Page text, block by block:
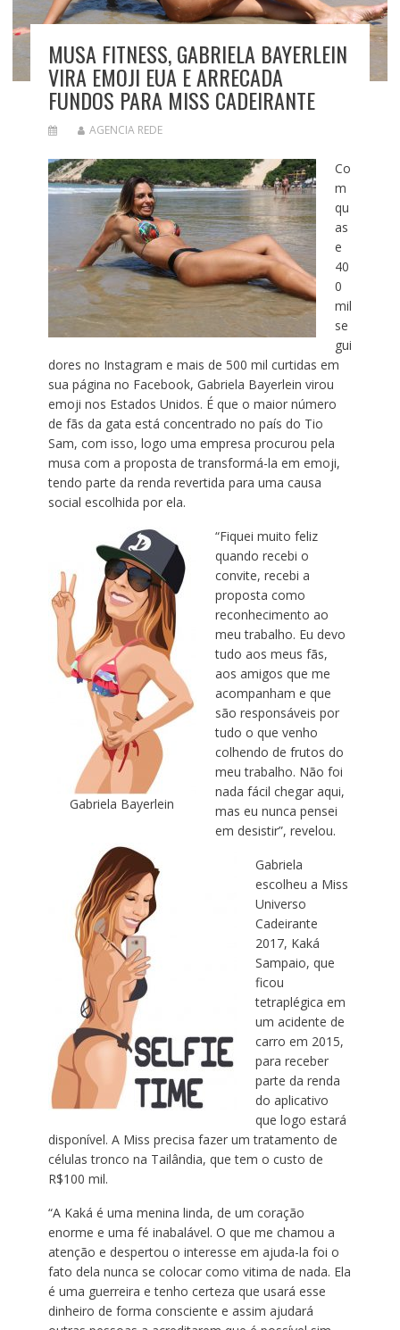
MUSA FITNESS, GABRIELA BAYERLEIN
VIRA EMOJI EUA E ARRECADA
FUNDOS PARA MISS CADEIRANTE
AGENCIA REDE
Co
m
qu
as
e
40
0
mil
se
gui
dores no Instagram e mais de 500 mil curtidas em
sua página no Facebook, Gabriela Bayerlein virou
emoji nos Estados Unidos. É que o maior número
de fãs da gata está concentrado no país do Tio
Sam, com isso, logo uma empresa procurou pela
musa com a proposta de transformá-la em emoji,
tendo parte da renda revertida para uma causa
social escolhida por ela.
Gabriela Bayerlein
“Fiquei muito feliz
quando recebi o
convite, recebi a
proposta como
reconhecimento ao
meu trabalho. Eu devo
tudo aos meus fãs,
aos amigos que me
acompanham e que
são responsáveis por
tudo o que venho
colhendo de frutos do
meu trabalho. Não foi
nada fácil chegar aqui,
mas eu nunca pensei
em desistir”, revelou.
Gabriela
escolheu a Miss
Universo
Cadeirante
2017, Kaká
Sampaio, que
ficou
tetraplégica em
um acidente de
carro em 2015,
para receber
parte da renda
do aplicativo
que logo estará
disponível. A Miss precisa fazer um tratamento de
células tronco na Tailândia, que tem o custo de
R$100 mil.
“A Kaká é uma menina linda, de um coração
enorme e uma fé inabalável. O que me chamou a
atenção e despertou o interesse em ajuda-la foi o
fato dela nunca se colocar como vitima de nada. Ela
é uma guerreira e tenho certeza que usará esse
dinheiro de forma consciente e assim ajudará